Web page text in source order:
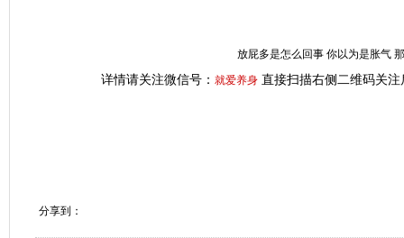
放屁多是怎么回事 你以为是胀气
详情请关注微信号： 就爱养身 直接扫描右侧二维码关注
分享到：